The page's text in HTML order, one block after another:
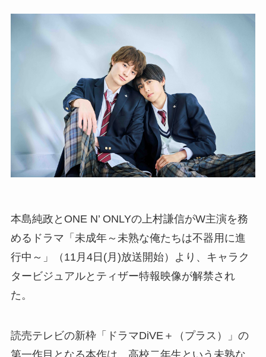
本島純政とONE N’ ONLYの上村謙信がW主演を務
めるドラマ「未成年～未熟な俺たちは不器用に進
行中～」（11月4日(月)放送開始）より、キャラク
タービジュアルとティザー特報映像が解禁され
た。
読売テレビの新枠「ドラマDiVE＋（プラス）」の
第一作目となる本作は、高校二年生という未熟な